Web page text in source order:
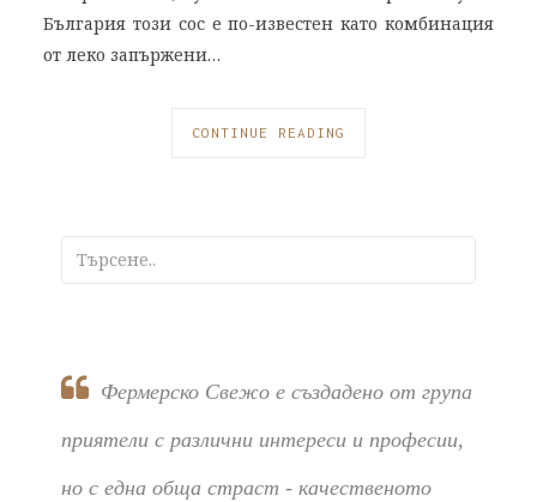
България този сос е по-известен като комбинация
от леко запържени…
CONTINUE READING
Фермерско Свежо е създадено от група
приятели с различни интереси и професии,
но с една обща страст - качественото